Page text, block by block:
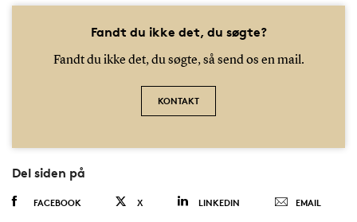
Fandt du ikke det, du søgte?
Fandt du ikke det, du søgte, så send os en mail.
KONTAKT
Del siden på
FACEBOOK X LINKEDIN EMAIL